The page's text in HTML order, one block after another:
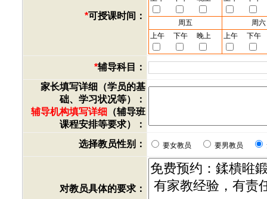
*可授课时间：
周五
周六
上午
下午 晚上 上午 下午
*辅导科目：
家长填写详细（学员的基
础、学习状况等）：
辅导机构填写详细 （辅导班
课程安排等要求）：
选择教员性别：
要女教员 要男教员
对教员具体的要求：